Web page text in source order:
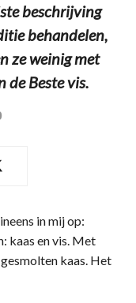
beschrijving
behandelen,
ze weinig met
de Beste vis.
in mij op:
kaas en vis. Met
kaas. Het